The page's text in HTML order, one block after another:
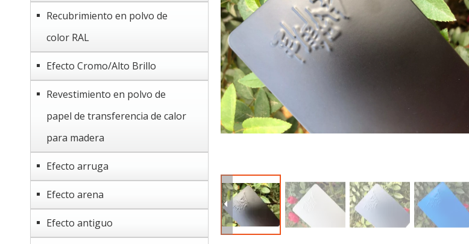
Recubrimiento en polvo de
color RAL
Efecto Cromo/Alto Brillo
Revestimiento en polvo de
papel de transferencia de calor
para madera
Efecto arruga
Efecto arena
Efecto antiguo